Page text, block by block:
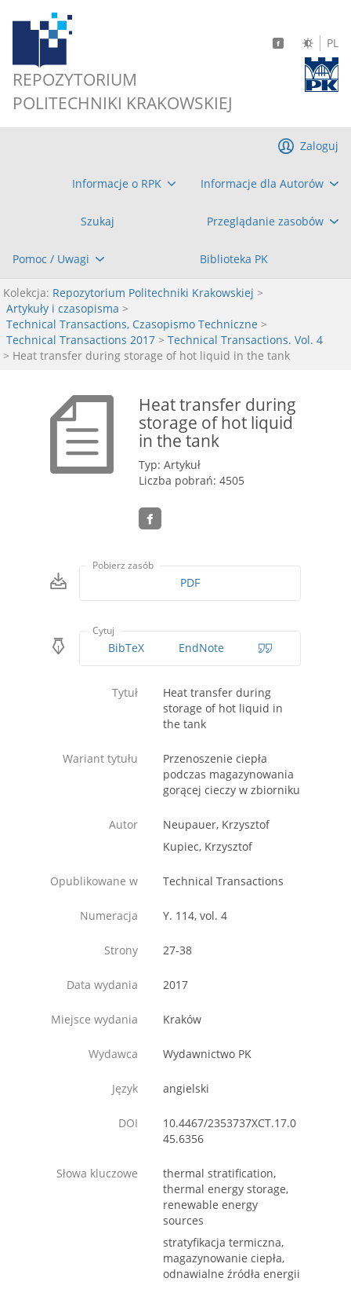
REPOZYTORIUM
POLITECHNIKI KRAKOWSKIEJ
PL
Informacje o RPK Informacje dla Autorów
Szukaj Przeglądanie zasobów
Pomoc / Uwagi Biblioteka PK
Zaloguj
Kolekcja: Repozytorium Politechniki Krakowskiej >
Artykuły i czasopisma >
Technical Transactions, Czasopismo Techniczne >
Technical Transactions 2017 > Technical Transactions. Vol. 4
> Heat transfer during storage of hot liquid in the tank
Heat transfer during
storage of hot liquid
in the tank
Typ: Artykuł
Liczba pobrań: 4505
Pobierz zasób
PDF
Cytuj
BibTeX EndNote
Tytuł
Heat transfer during
storage of hot liquid in
the tank
Wariant tytułu
Przenoszenie ciepła
podczas magazynowania
gorącej cieczy w zbiorniku
Autor
Neupauer, Krzysztof
Kupiec, Krzysztof
Opublikowane w Technical Transactions
Numeracja Y. 114, vol. 4
Strony 27-38
Data wydania 2017
Miejsce wydania Kraków
Wydawca Wydawnictwo PK
Język angielski
DOI
10.4467/2353737XCT.17.0
45.6356
Słowa kluczowe
thermal stratification,
thermal energy storage,
renewable energy
sources
stratyfikacja termiczna,
magazynowanie ciepła,
odnawialne źródła energii